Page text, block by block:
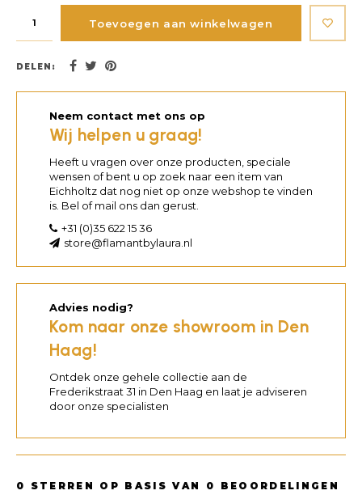
Toevoegen aan winkelwagen
DELEN:
Neem contact met ons op
Wij helpen u graag!
Heeft u vragen over onze producten, speciale
wensen of bent u op zoek naar een item van
Eichholtz dat nog niet op onze webshop te vinden
is. Bel of mail ons dan gerust.
+31 (0)35 622 15 36
store@flamantbylaura.nl
Advies nodig?
Kom naar onze showroom in Den
Haag!
Ontdek onze gehele collectie aan de
Frederikstraat 31 in Den Haag en laat je adviseren
door onze specialisten
0 STERREN OP BASIS VAN 0 BEOORDELINGEN